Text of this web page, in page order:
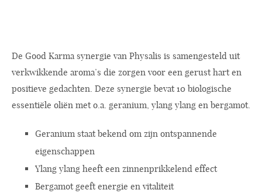
De Good Karma synergie van Physalis is samengesteld uit
verkwikkende aroma’s die zorgen voor een gerust hart en
positieve gedachten. Deze synergie bevat 10 biologische
essentiële oliën met o.a. geranium, ylang ylang en bergamot.
Geranium staat bekend om zijn ontspannende
eigenschappen
Ylang ylang heeft een zinnenprikkelend effect
Bergamot geeft energie en vitaliteit